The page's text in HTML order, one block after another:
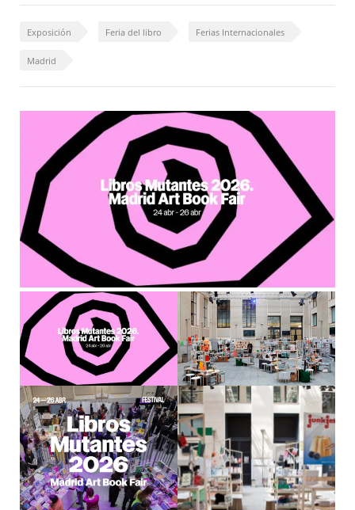
Exposición Feria del libro Ferias Internacionales
Madrid